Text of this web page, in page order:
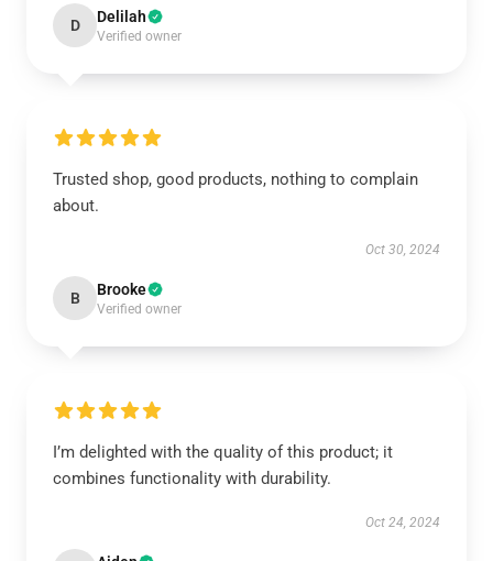
D Delilah
Verified owner
Trusted shop, good products, nothing to complain
about.
Oct 30, 2024
B Brooke
Verified owner
I’m delighted with the quality of this product; it
combines functionality with durability.
Oct 24, 2024